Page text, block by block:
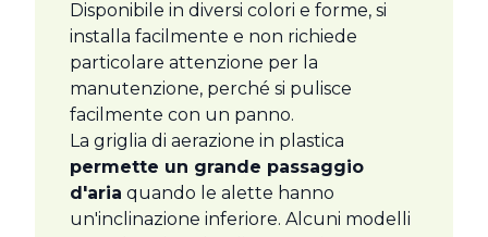
Disponibile in diversi colori e forme, si
installa facilmente e non richiede
particolare attenzione per la
manutenzione, perché si pulisce
facilmente con un panno.
La griglia di aerazione in plastica
permette un grande passaggio
d'aria quando le alette hanno
un'inclinazione inferiore. Alcuni modelli